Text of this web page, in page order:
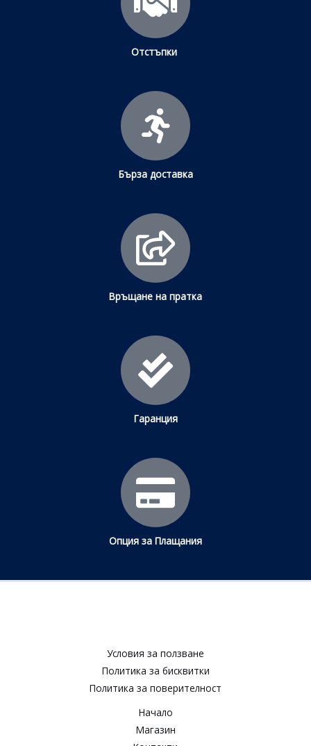
Отстъпки
Бърза доставка
Връщане на пратка
Гаранция
Опция за Плащания
Условия за ползване​
Политика за бисквитки​
Политика за поверителност​
Начало
Магазин